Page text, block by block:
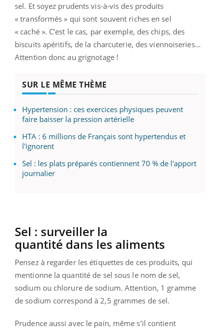
sel. Et soyez prudents vis-à-vis des produits
« transformés » qui sont souvent riches en sel
« caché ». C’est le cas, par exemple, des chips, des
biscuits apéritifs, de la charcuterie, des viennoiseries…
Attention donc au grignotage !
SUR LE MÊME THÈME
Hypertension : ces exercices physiques peuvent
faire baisser la pression artérielle
HTA : 6 millions de Français sont hypertendus et
l'ignorent
Sel : les plats préparés contiennent 70 % de l'apport
journalier
Sel : surveiller la
quantité dans les aliments
Pensez à regarder les étiquettes de ces produits, qui
mentionne la quantité de sel sous le nom de sel,
sodium ou chlorure de sodium. Attention, 1 gramme
de sodium correspond à 2,5 grammes de sel.
Prudence aussi avec le pain, même s’il contient